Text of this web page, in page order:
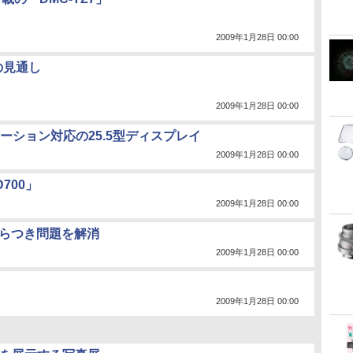
2009年1月28日 00:00
通し
2009年1月28日 00:00
ション対応の25.5型ディスプレイ
2009年1月28日 00:00
」
2009年1月28日 00:00
つき問題を解消
2009年1月28日 00:00
2009年1月28日 00:00